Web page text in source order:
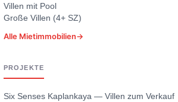
Villen mit Pool
Große Villen (4+ SZ)
Alle Mietimmobilien→
PROJEKTE
Six Senses Kaplankaya — Villen zum Verkauf